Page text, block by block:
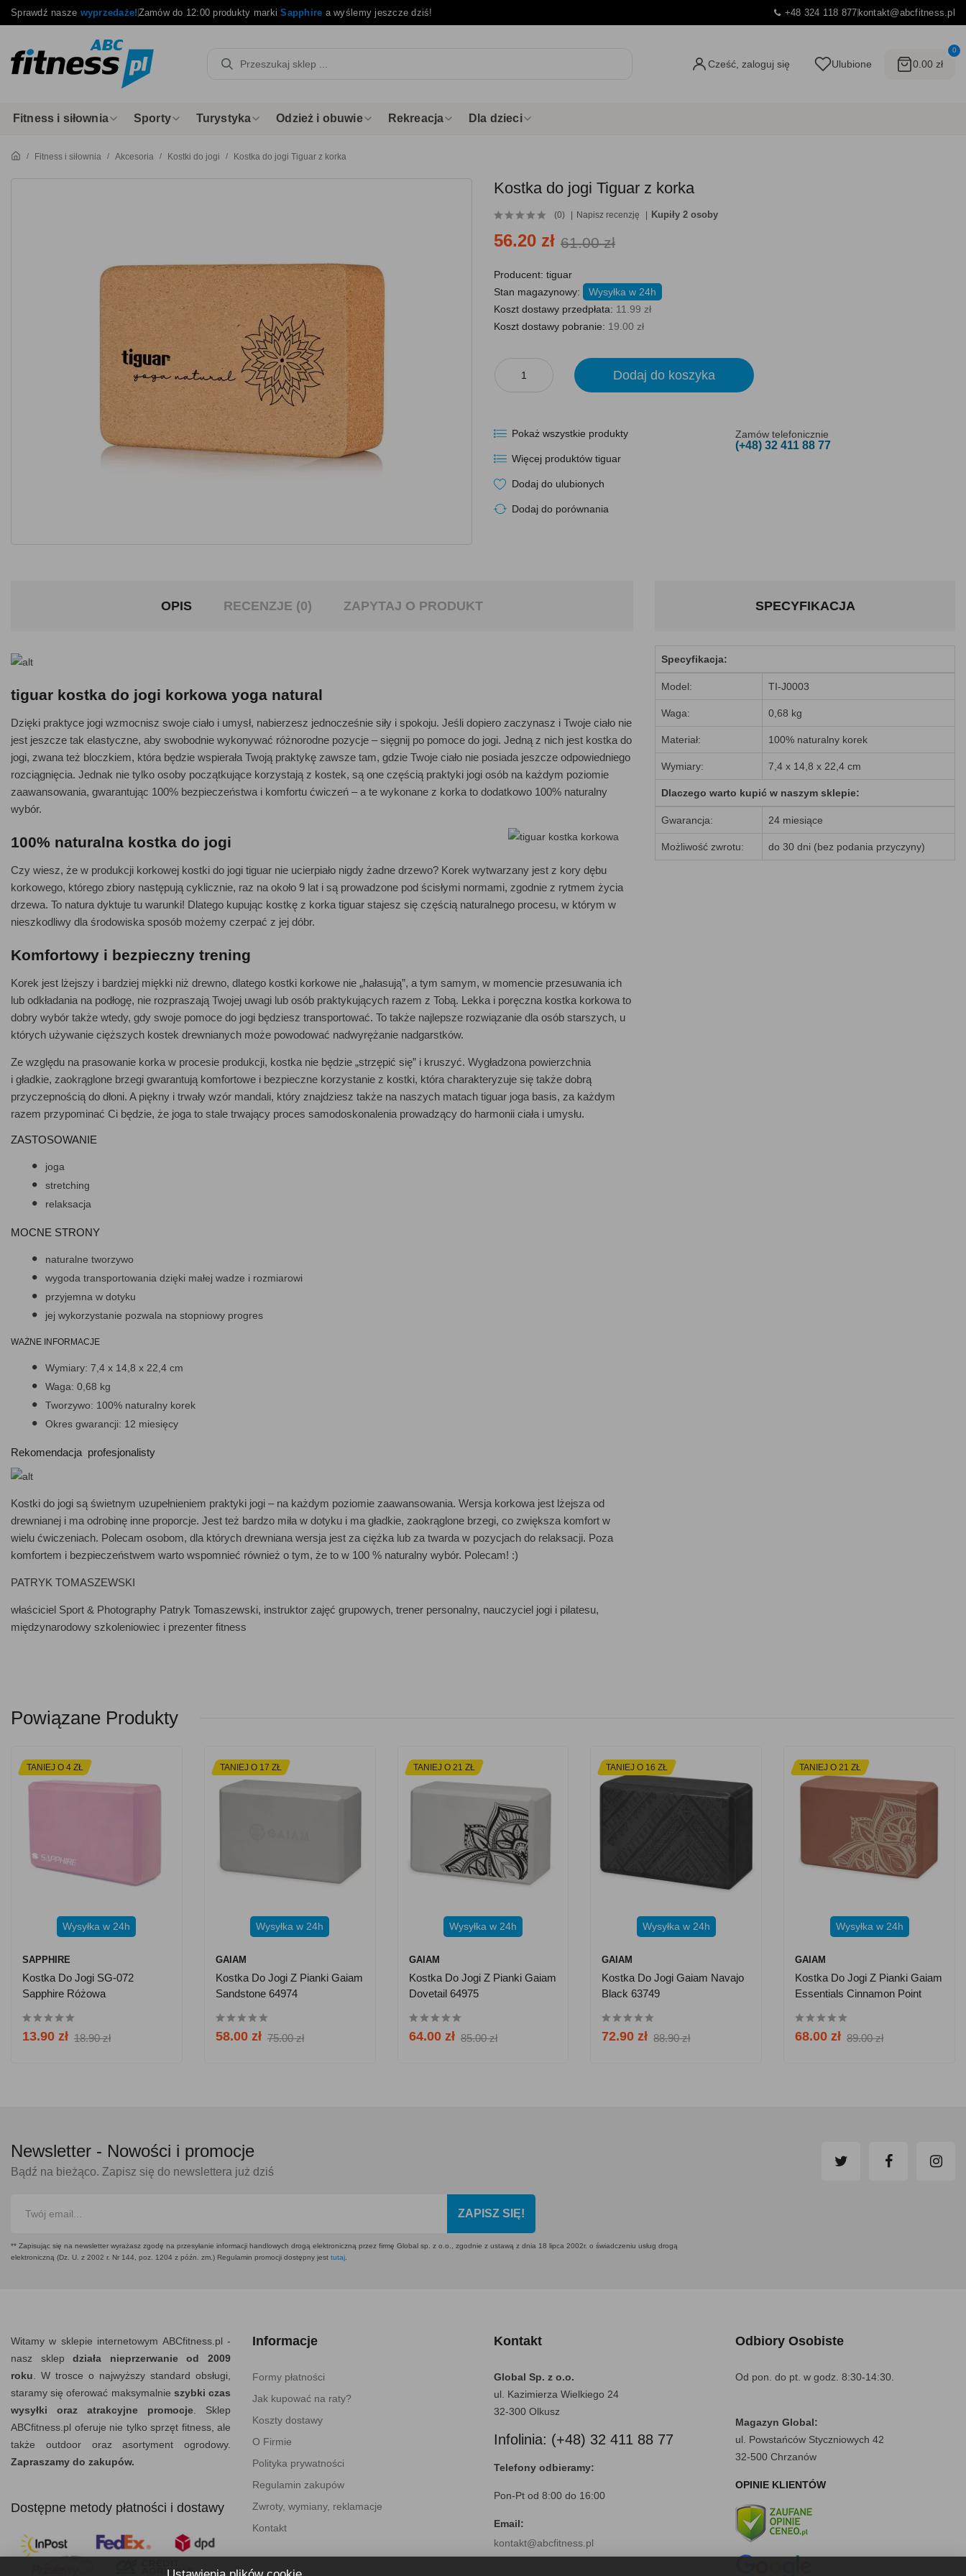
Sprawdź nasze wyprzedaże!Zamów do 12:00 produkty markiSapphire a wyślemy jeszcze dziś! +48 324 118 877kontakt@abcfitness.pl
Cześć, zaloguj się Ulubione
0
0.00 zł
Fitness i siłownia Sporty Turystyka Odzież i obuwie Rekreacja Dla dzieci
Fitness i siłownia Akcesoria Kostki do jogi Kostka do jogi Tiguar z korka
Kostka do jogi Tiguar z korka
(0) Napisz recenzję Kupiły 2 osoby
56.20 zł 61.00 zł
Producent: tiguar
Stan magazynowy:
Wysyłka w 24h
Koszt dostawy przedpłata: 11.99 zł
Koszt dostawy pobranie: 19.00 zł
Dodaj do koszyka
Pokaż wszystkie produkty
Więcej produktów tiguar
Dodaj do ulubionych
Dodaj do porównania
Zamów telefonicznie
(+48) 32 411 88 77
OPIS RECENZJE (0) ZAPYTAJ O PRODUKT
tiguar kostka do jogi korkowa yoga natural
Dzięki praktyce jogi wzmocnisz swoje ciało i umysł, nabierzesz jednocześnie siły i spokoju. Jeśli dopiero zaczynasz i Twoje ciało nie
jest jeszcze tak elastyczne, aby swobodnie wykonywać różnorodne pozycje – sięgnij po pomoce do jogi. Jedną z nich jest kostka do
jogi, zwana też bloczkiem, która będzie wspierała Twoją praktykę zawsze tam, gdzie Twoje ciało nie posiada jeszcze odpowiedniego
rozciągnięcia. Jednak nie tylko osoby początkujące korzystają z kostek, są one częścią praktyki jogi osób na każdym poziomie
zaawansowania, gwarantując 100% bezpieczeństwa i komfortu ćwiczeń – a te wykonane z korka to dodatkowo 100% naturalny
wybór.
100% naturalna kostka do jogi
Czy wiesz, że w produkcji korkowej kostki do jogi tiguar nie ucierpiało nigdy żadne drzewo? Korek wytwarzany jest z kory dębu
korkowego, którego zbiory następują cyklicznie, raz na około 9 lat i są prowadzone pod ścisłymi normami, zgodnie z rytmem życia
drzewa. To natura dyktuje tu warunki! Dlatego kupując kostkę z korka tiguar stajesz się częścią naturalnego procesu, w którym w
nieszkodliwy dla środowiska sposób możemy czerpać z jej dóbr.
Komfortowy i bezpieczny trening
Korek jest lżejszy i bardziej miękki niż drewno, dlatego kostki korkowe nie „hałasują”, a tym samym, w momencie przesuwania ich
lub odkładania na podłogę, nie rozpraszają Twojej uwagi lub osób praktykujących razem z Tobą. Lekka i poręczna kostka korkowa to
dobry wybór także wtedy, gdy swoje pomoce do jogi będziesz transportować. To także najlepsze rozwiązanie dla osób starszych, u
których używanie cięższych kostek drewnianych może powodować nadwyrężanie nadgarstków.
Ze względu na prasowanie korka w procesie produkcji, kostka nie będzie „strzępić się” i kruszyć. Wygładzona powierzchnia
i gładkie, zaokrąglone brzegi gwarantują komfortowe i bezpieczne korzystanie z kostki, która charakteryzuje się także dobrą
przyczepnością do dłoni. A piękny i trwały wzór mandali, który znajdziesz także na naszych matach tiguar joga basis, za każdym
razem przypominać Ci będzie, że joga to stale trwający proces samodoskonalenia prowadzący do harmonii ciała i umysłu.
ZASTOSOWANIE
joga
stretching
relaksacja
MOCNE STRONY
naturalne tworzywo
wygoda transportowania dzięki małej wadze i rozmiarowi
przyjemna w dotyku
jej wykorzystanie pozwala na stopniowy progres
WAŻNE INFORMACJE
Wymiary: 7,4 x 14,8 x 22,4 cm
Waga: 0,68 kg
Tworzywo: 100% naturalny korek
Okres gwarancji: 12 miesięcy
Rekomendacja profesjonalisty
Kostki do jogi są świetnym uzupełnieniem praktyki jogi – na każdym poziomie zaawansowania. Wersja korkowa jest lżejsza od
drewnianej i ma odrobinę inne proporcje. Jest też bardzo miła w dotyku i ma gładkie, zaokrąglone brzegi, co zwiększa komfort w
wielu ćwiczeniach. Polecam osobom, dla których drewniana wersja jest za ciężka lub za twarda w pozycjach do relaksacji. Poza
komfortem i bezpieczeństwem warto wspomnieć również o tym, że to w 100 % naturalny wybór. Polecam! :)
PATRYK TOMASZEWSKI
właściciel Sport & Photography Patryk Tomaszewski, instruktor zajęć grupowych, trener personalny, nauczyciel jogi i pilatesu,
międzynarodowy szkoleniowiec i prezenter fitness
SPECYFIKACJA
Specyfikacja:
Model: TI-J0003
Waga: 0,68 kg
Materiał: 100% naturalny korek
Wymiary: 7,4 x 14,8 x 22,4 cm
Dlaczego warto kupić w naszym sklepie:
Gwarancja: 24 miesiące
Możliwość zwrotu: do 30 dni (bez podania przyczyny)
Powiązane Produkty
TANIEJ O 4 ZŁ
Wysyłka w 24h
SAPPHIRE
Kostka Do Jogi SG-072
Sapphire Różowa
13.90 zł 18.90 zł
TANIEJ O 17 ZŁ
Wysyłka w 24h
GAIAM
Kostka Do Jogi Z Pianki Gaiam
Sandstone 64974
58.00 zł 75.00 zł
TANIEJ O 21 ZŁ
Wysyłka w 24h
GAIAM
Kostka Do Jogi Z Pianki Gaiam
Dovetail 64975
64.00 zł 85.00 zł
TANIEJ O 16 ZŁ
Wysyłka w 24h
GAIAM
Kostka Do Jogi Gaiam Navajo
Black 63749
72.90 zł 88.90 zł
TANIEJ O 21 ZŁ
Wysyłka w 24h
GAIAM
Kostka Do Jogi Z Pianki Gaiam
Essentials Cinnamon Point
68.00 zł 89.00 zł
Newsletter - Nowości i promocje
Bądź na bieżąco. Zapisz się do newslettera już dziś
ZAPISZ SIĘ!
** Zapisując się na newsletter wyrażasz zgodę na przesyłanie informacji handlowych drogą elektroniczną przez firmę Global sp. z o.o., zgodnie z ustawą z dnia 18 lipca 2002r. o świadczeniu usług drogą
elektroniczną (Dz. U. z 2002 r. Nr 144, poz. 1204 z późn. zm.) Regulamin promocji dostępny jest tutaj.
Witamy w sklepie internetowym ABCfitness.pl -
nasz sklepdziała nieprzerwanie od 2009
roku. W trosce o najwyższy standard obsługi,
staramy się oferować maksymalnie szybki czas
wysyłki oraz atrakcyjne promocje. Sklep
ABCfitness.pl oferuje nie tylko sprzęt fitness, ale
także outdoor oraz asortyment ogrodowy.
Zapraszamy do zakupów.
Dostępne metody płatności i dostawy
Informacje
Formy płatności
Jak kupować na raty?
Koszty dostawy
O Firmie
Polityka prywatności
Regulamin zakupów
Zwroty, wymiany, reklamacje
Kontakt
Kontakt
Global Sp. z o.o.
ul. Kazimierza Wielkiego 24
32-300 Olkusz
Infolinia: (+48) 32 411 88 77
Telefony odbieramy:
Pon-Pt od 8:00 do 16:00
Email:
kontakt@abcfitness.pl
Odbiory Osobiste
Od pon. do pt. w godz. 8:30-14:30.
Magazyn Global:
ul. Powstańców Styczniowych 42
32-500 Chrzanów
OPINIE KLIENTÓW